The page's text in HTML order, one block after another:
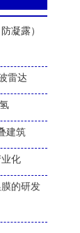
凝露）
雷达
建筑
化
的研发